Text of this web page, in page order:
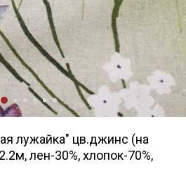
лужайка" цв.джинс (на
лен-30%, хлопок-70%,